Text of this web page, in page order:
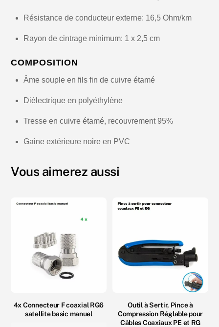
Résistance de conducteur externe: 16,5 Ohm/km
Rayon de cintrage minimum: 1 x 2,5 cm
COMPOSITION
Âme souple en fils fin de cuivre étamé
Diélectrique en polyéthylène
Tresse en cuivre étamé, recouvrement 95%
Gaine extérieure noire en PVC
Vous aimerez aussi
4x Connecteur F coaxial RG6
satellite basic manuel
Outil à Sertir, Pince à
Compression Réglable pour
Câbles Coaxiaux PE et RG